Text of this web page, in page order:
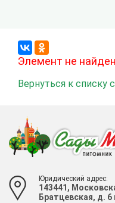
Элемент не
Вернуться к списку
Юридический адрес:
143441,
Братцевская, д. 6